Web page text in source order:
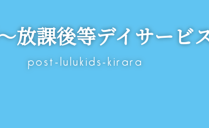
放課後等デイサービ
post-lulukids-kirara